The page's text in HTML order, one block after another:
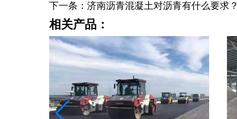
下一条：济南沥青混凝土对沥青有什么要求？
相关产品：